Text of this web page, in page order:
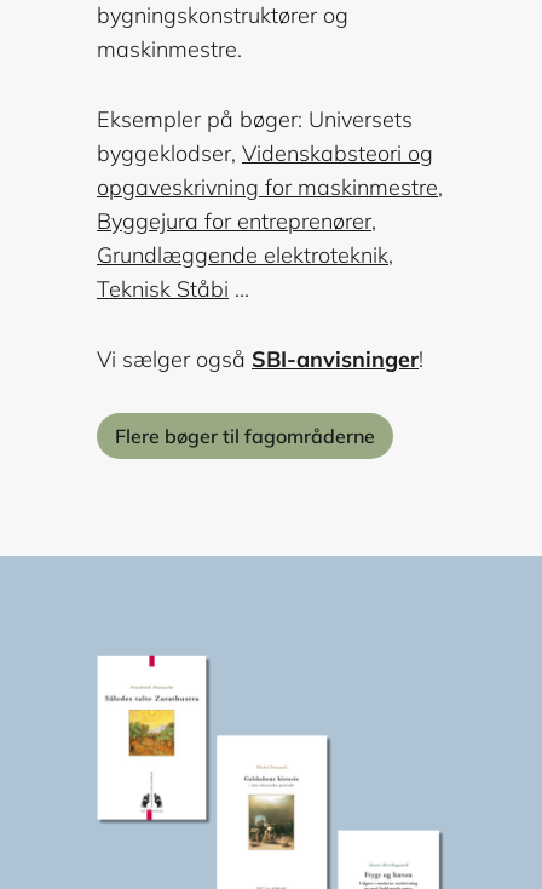
bygningskonstruktører og
maskinmestre.
Eksempler på bøger: Universets
byggeklodser, Videnskabsteori og
opgaveskrivning for maskinmestre,
Byggejura for entreprenører,
Grundlæggende elektroteknik,
Teknisk Ståbi ...
Vi sælger også SBI-anvisninger!
Flere bøger til fagområderne